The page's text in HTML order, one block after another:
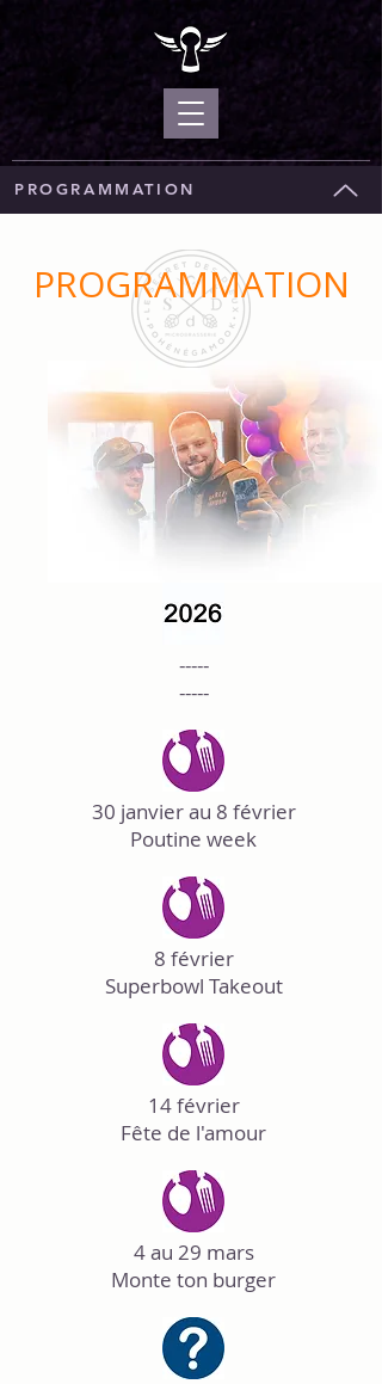
PROGRAMMATION
PROGRAMMATION
-----
-----
30 janvier au 8 février
Poutine week
8 février
Superbowl Takeout
14 février
Fête de l'amour
4 au 29 mars
Monte ton burger